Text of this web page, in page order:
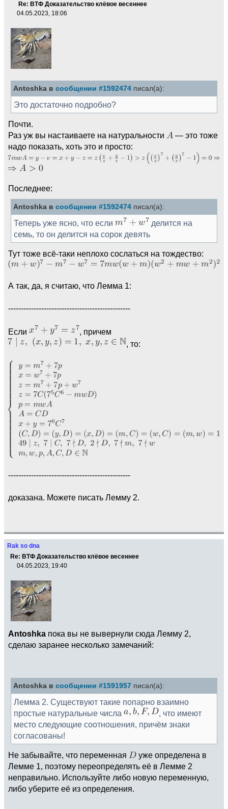
Re: ВТФ Доказательство клёвое весеннее
04.05.2023, 18:06
Antoshka в сообщении #1592474 писал(а):
Это достаточно подробно?
Почти.
Раз уж вы настаиваете на натуральности
— это тоже
надо показать, хоть это и просто:
Последнее:
Antoshka в сообщении #1592474 писал(а):
Теперь уже ясно, что если
делится на
семь, то он делится на сорок девять
Тут тоже всё-таки неплохо сослаться на тождество:
А так, да, я считаю, что Лемма 1:
------------------------------------------------
Если
, причем
, то:
------------------------------------------------
доказана. Можете писать Лемму 2.
Rak so dna
Re: ВТФ Доказательство клёвое весеннее
04.05.2023, 19:40
Antoshka пока вы не вывернули сюда Лемму 2,
сделаю заранее несколько замечаний:
Antoshka в сообщении #1591957 писал(а):
Лемма 2. Существуют такие попарно взаимно
простые натуральные числа
, что имеют
место следующие соотношения, причём знаки
согласованы!
Не забывайте, что переменная
уже определена в
Лемме 1, поэтому переопределять её в Лемме 2
неправильно. Используйте либо новую переменную,
либо уберите её из определения.